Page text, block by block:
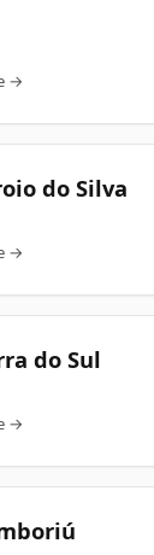
→
do Silva
→
do Sul
→